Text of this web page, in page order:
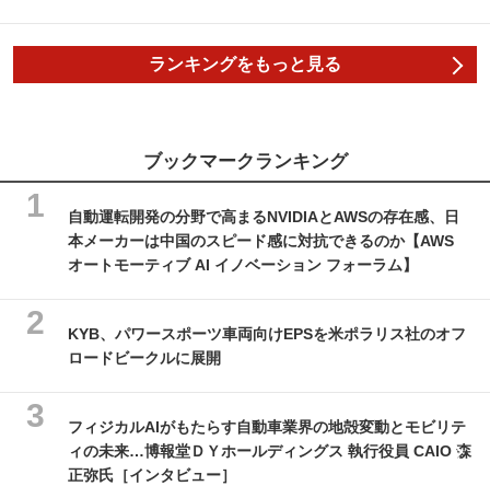
ランキングをもっと見る
ブックマークランキング
自動運転開発の分野で高まるNVIDIAとAWSの存在感、日
本メーカーは中国のスピード感に対抗できるのか【AWS
オートモーティブ AI イノベーション フォーラム】
KYB、パワースポーツ車両向けEPSを米ポラリス社のオフ
ロードビークルに展開
フィジカルAIがもたらす自動車業界の地殻変動とモビリテ
ィの未来…博報堂ＤＹホールディングス 執行役員 CAIO 森
正弥氏［インタビュー］